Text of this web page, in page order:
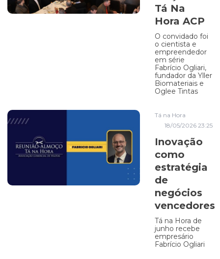
Tá Na
Hora ACP
O convidado foi
o cientista e
empreendedor
em série
Fabrício Ogliari,
fundador da Yller
Biomateriais e
Oglee Tintas
Tá na Hora
18/05/2026 23:25
Inovação
como
estratégia
de
negócios
vencedores
Tá na Hora de
junho recebe
empresário
Fabrício Ogliari